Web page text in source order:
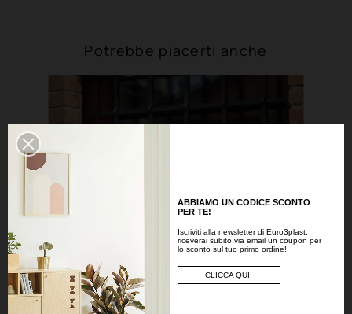
Potrebbe piacerti anche
ABBIAMO UN CODICE SCONTO
PER TE!
Iscriviti alla newsletter di Euro3plast,
riceverai subito via email un coupon per
lo sconto sul tuo primo ordine!
CLICCA QUI!